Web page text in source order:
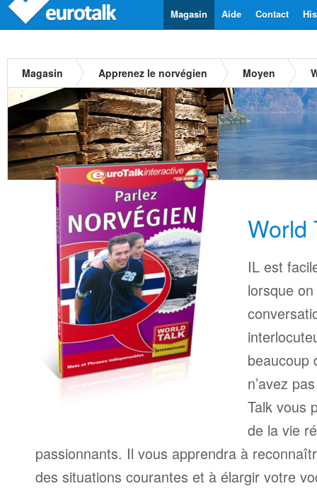
Contact
Aide
Magasin
Magasin Apprenez le norvégien Moyen
World
IL est
lorsque
beaucoup
n’avez
Talk vous
de la vie
passionnants. Il vous apprendra à
des situations courantes et à élargir votre